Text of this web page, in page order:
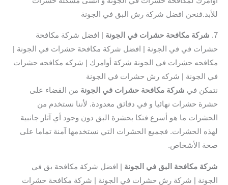
للأبد.فنحن افضل شركة رش البق في الجونة
7. شركة مكافحة حشرات في الجونة | افضل شركة مكافحة
حشرات في في الجونة | افضل شركة مكافحة حشرات في الجونة |
مكافحه حشرات في الجونة شركة أوامرك | شركه مكافحه حشرات
في الجونة | شركه رش حشرات في الجونة
نتمكن في شركة مكافحة حشرات في الجونة من القضاء على
حشرة حشرات نهائيا و في دقائق معدودة. لأننا نستخدم من
الحشرات ما هو أسرع فتكا بحشرة البق دون وجود أي آثار جانبية
لهذه الحشرات. فجميع الحشرات التي نستخدمها آمنة تماما على
صحة الأشخاص.
شركة مكافحة البق في الجونة | افضل شركة مكافحة بق في
الجونة | شركة رش حشرات في الجونة | شركة مكافحة حشرات